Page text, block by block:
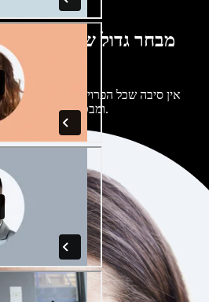
מבחר גדול של קולות
מבטאים
אין סיבה שכל הפרויקטים יישמעו
ומבטאים של בינה מלאכותית והתאימו אותם אליכם.